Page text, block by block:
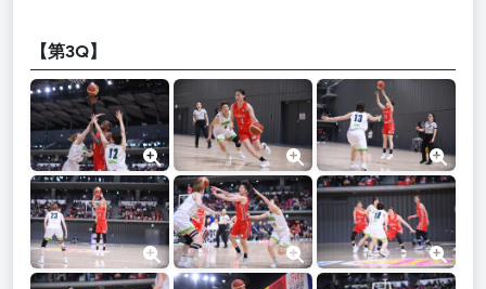
【第3Q】